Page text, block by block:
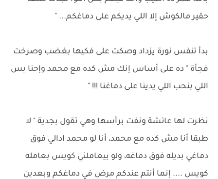
حقير مالكوش إلا اللي يديكم على دماغكم... "
بدأ تنفس نورة يزداد وصكت على فكيها بغضب وصرخت
فجأة " ده على أساس إنك مش كده مع محمد وإحنا بس
اللي بنحب اللي يدينا على دماغنا !!! "
نظرت لها عائشة ونفت برأسها وهي تقول بجدية " لا
طبقا أنا مش كده مع محمد، أنا لو محمد ادالي فوق
دماغي بديله فوق دماغه، ولو بيعاملني كويس بعامله
كويس .... إنما أنتم عندكم مرض في دماغكم وبعدين